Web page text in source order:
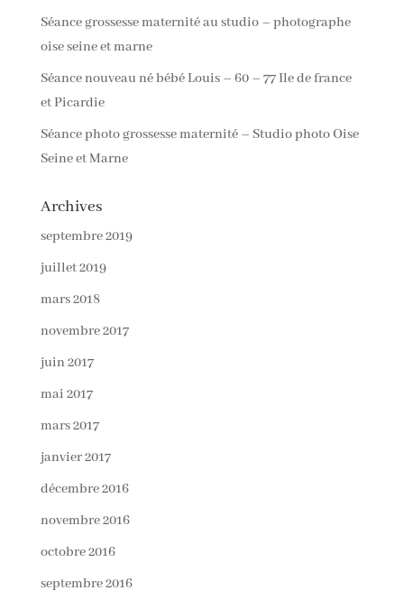
Séance grossesse maternité au studio – photographe
oise seine et marne
Séance nouveau né bébé Louis – 60 – 77 Ile de france
et Picardie
Séance photo grossesse maternité – Studio photo Oise
Seine et Marne
Archives
septembre 2019
juillet 2019
mars 2018
novembre 2017
juin 2017
mai 2017
mars 2017
janvier 2017
décembre 2016
novembre 2016
octobre 2016
septembre 2016